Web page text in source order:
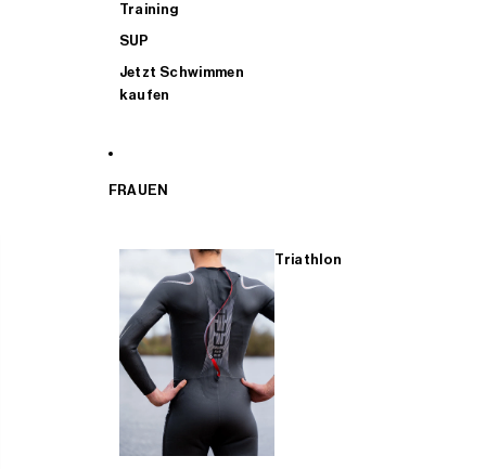
Training
SUP
Jetzt Schwimmen
kaufen
FRAUEN
Triathlon